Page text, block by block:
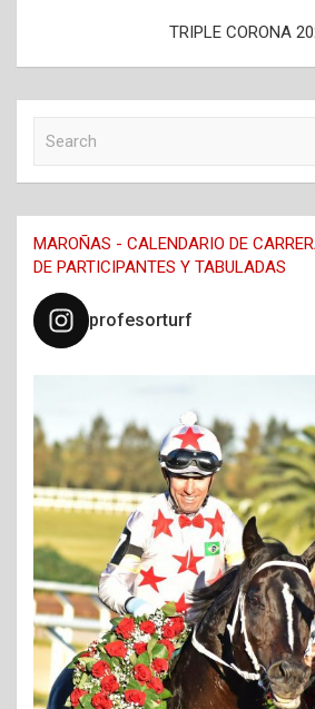
TRIPLE CORONA
c
h
MAROÑAS - CALENDARIO DE
DE PARTICIPANTES Y TABULADAS
profesorturf